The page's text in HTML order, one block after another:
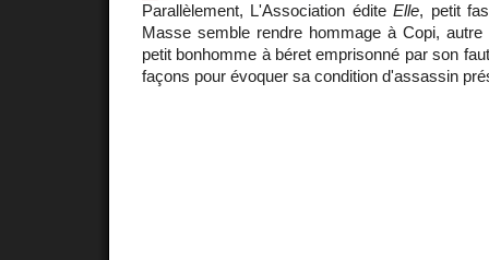
Parallèlement, L'Association éditeElle, petit
Masse semble rendre hommage à Copi,
petit bonhomme à béret emprisonné par son
façons pour évoquer sa condition d'assassin